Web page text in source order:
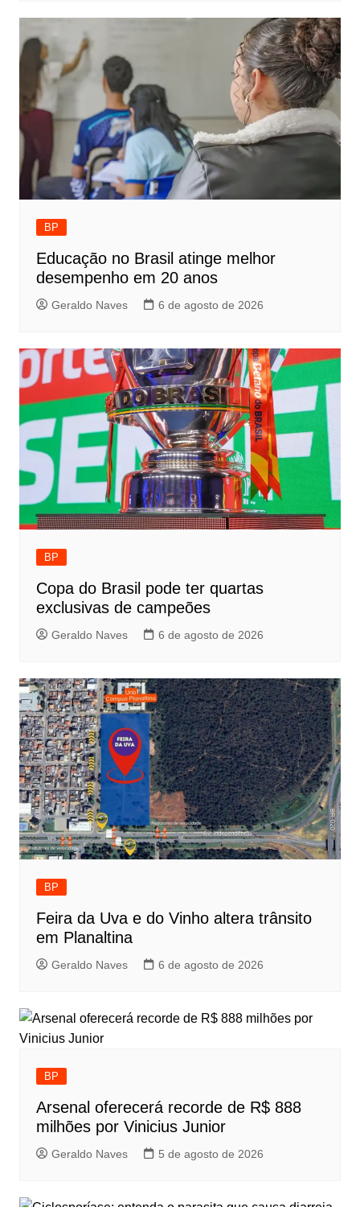
BP
Educação no Brasil atinge melhor
desempenho em 20 anos
Geraldo Naves 6 de agosto de 2026
BP
Copa do Brasil pode ter quartas
exclusivas de campeões
Geraldo Naves 6 de agosto de 2026
BP
Feira da Uva e do Vinho altera trânsito
em Planaltina
Geraldo Naves 6 de agosto de 2026
BP
Arsenal oferecerá recorde de R$ 888
milhões por Vinicius Junior
Geraldo Naves 5 de agosto de 2026